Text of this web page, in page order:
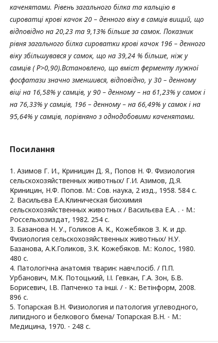
каченятами. Рівень загального білка та кальцію в
сироватці крові качок 20 – денного віку в самців вищий, що
відповідно на 20,23 та 9,13% більше за самок. Показник
рівня загального білка сироватки крові качок 196 – денного
віку збільшувався у самок, що на 39,24 % більше, ніж у
самців ( Р>0,90).Встановлено, що вміст ферменту лужної
фосфатази значно зменшився, відповідно, у 30 – денному
віці на 16,58% у самців, у 90 – денному – на 61,23% у самок і
на 76,33% у самців, 196 – денному – на 66,49% у самок і на
95,64% у самців, порівняно з однодобовими каченятами.
Посилання
1. Азимов Г. И., Криницин Д. Я., Попов Н. Ф. Физиология
сельскохозяйственных животных/ Г.И. Азимов, Д.Я.
Криницин, Н.Ф. Попов. М.: Сов. наука, 2 изд., 1958. 584 с.
2. Васильєва Е.А.Клиническая биохимия
сельскохозяйственных животных / Васильєва Е.А. . - М.:
Россельхозиздат, 1982. 254 с.
3. Базанова Н. У., Голиков А. К., Кожебяков З. К. и др.
Физиология сельскохозяйственных животных/ Н.У.
Базанова, А.К.Голиков, З.К. Кожебяков. М.: Колос, 1980.
480 с.
4. Патологічна анатомія тварин: навч.посіб. / П.П.
Урбанович, М.К. Потоцький, І.І. Гевкан, Г.А. Зон, Б.В.
Борисевич, І.В. Папченко та інші. / - К.: Ветінформ, 2008.
896 с.
5. Топарская В.Н. Физиология и патология углеводного,
липидного и белкового бмена/ Топарская В.Н. - М.:
Медицина, 1970. - 248 с.